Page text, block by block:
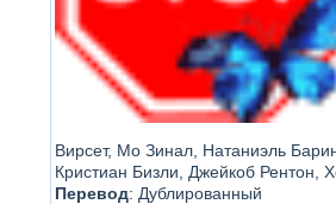
Вирсет, Мо Зинал, Натаниэль
Кристиан Бизли, Джейкоб Рентон,
Перевод: Дублированный